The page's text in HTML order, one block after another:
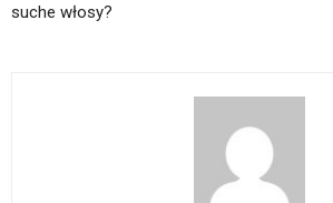
suche włosy?